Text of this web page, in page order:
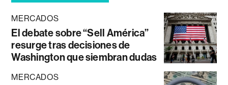
MERCADOS
El debate sobre “Sell América”
resurge tras decisiones de
Washington que siembran dudas
MERCADOS